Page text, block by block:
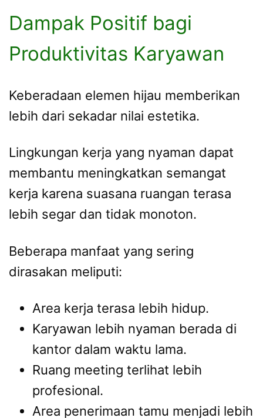
Dampak Positif bagi
Produktivitas Karyawan
Keberadaan elemen hijau memberikan
lebih dari sekadar nilai estetika.
Lingkungan kerja yang nyaman dapat
membantu meningkatkan semangat
kerja karena suasana ruangan terasa
lebih segar dan tidak monoton.
Beberapa manfaat yang sering
dirasakan meliputi:
Area kerja terasa lebih hidup.
Karyawan lebih nyaman berada di
kantor dalam waktu lama.
Ruang meeting terlihat lebih
profesional.
Area penerimaan tamu menjadi lebih